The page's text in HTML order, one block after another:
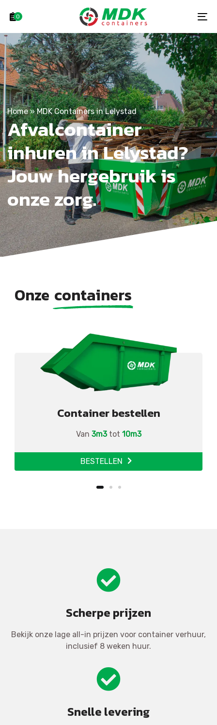
links
navigation
Skip
to
content
0
Home»MDK Containers in Lelystad
Afvalcontainer
inhuren in Lelystad?
Jouw hergebruik is
onze zorg.
Onze containers
Container bestellen
Van 3m3 tot 10m3
BESTELLEN
Scherpe prijzen
Bekijk onze lage all-in prijzen voor container verhuur,
inclusief 8 weken huur.
Snelle levering